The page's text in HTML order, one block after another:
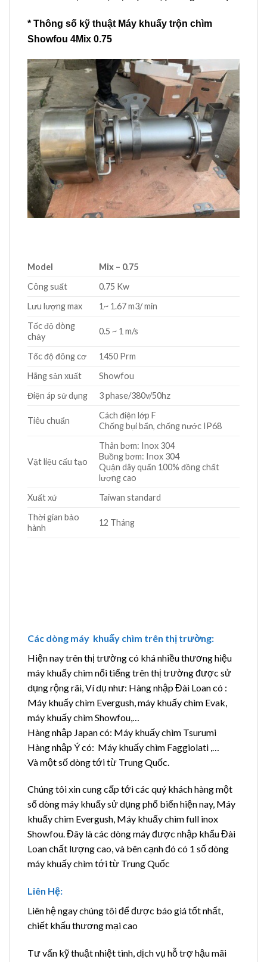
* Thông số kỹ thuật Máy khuấy trộn chìm
Showfou 4Mix 0.75
Model
Mix – 0.75
Công suất
0.75 Kw
Lưu lượng max
1~ 1.67 m3/ min
Tốc độ dòng
chảy
0.5 ~ 1 m/s
Tốc độ đông cơ
1450 Prm
Hãng sản xuất
Showfou
Điện áp sử dụng
3 phase/380v/50hz
Tiêu chuẩn
Cách điện lớp F
Chống bụi bẩn, chống nước IP68
Vật liệu cấu tạo
Thân bơm: Inox 304
Buồng bơm: Inox 304
Quận dây quấn 100% đồng chất
lượng cao
Xuất xứ
Taiwan standard
Thời gian bảo
hành
12 Tháng
Các dòng máy khuấy chìm trên thị trường:
Hiện nay trên thị trường có khá nhiều thương hiệu
máy khuấy chìm nổi tiếng trên thị trường được sử
dụng rộng rãi, Ví dụ như: Hàng nhập Đài Loan có :
Máy khuấy chìm Evergush, máy khuấy chìm Evak,
máy khuấy chìm Showfou,…
Hàng nhập Japan có: Máy khuấy chìm Tsurumi
Hàng nhập Ý có: Máy khuấy chìm Faggiolati ,…
Và một số dòng tới từ Trung Quốc.
Chúng tôi xin cung cấp tới các quý khách hàng một
số dòng máy khuấy sử dụng phổ biến hiện nay, Máy
khuấy chìm Evergush, Máy khuấy chìm full inox
Showfou. Đây là các dòng máy được nhập khẩu Đài
Loan chất lượng cao, và bên cạnh đó có 1 số dòng
máy khuấy chìm tới từ Trung Quốc
Liên Hệ:
Liên hệ ngay chúng tôi để được báo giá tốt nhất,
chiết khấu thương mại cao
Tư vấn kỹ thuật nhiệt tình, dịch vụ hỗ trợ hậu mãi